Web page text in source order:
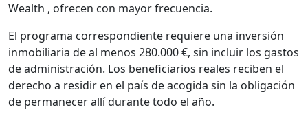
Wealth , ofrecen con mayor frecuencia.
El programa correspondiente requiere una inversión
inmobiliaria de al menos 280.000 €, sin incluir los gastos
de administración. Los beneficiarios reales reciben el
derecho a residir en el país de acogida sin la obligación
de permanecer allí durante todo el año.